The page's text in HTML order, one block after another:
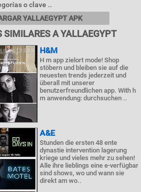
o clave ..
YALLAEGYPT APK
SIMILARES A YALLAEGYPT
H&M
H m app zielort mode! Shop
stöbern und bleiben sie auf die
neuesten trends jederzeit und
überall mit unserer
benutzerfreundlichen app. With h
m anwendung: durchsuchen ..
A&E
Stunden die ersten 48 ente
dynastie intervention lagerung
kriege und vieles mehr zu sehen!
Alle ihre lieblings eine e-verfügbar
sind shows, wo und wann sie
direkt am wo..